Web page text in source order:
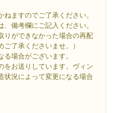
ますのでご了承ください。
備考欄にご記入ください。
りができなかった場合の再配
了承くださいませ。）
場合がございます。
お送りしています。ヴィン
状況によって変更になる場合